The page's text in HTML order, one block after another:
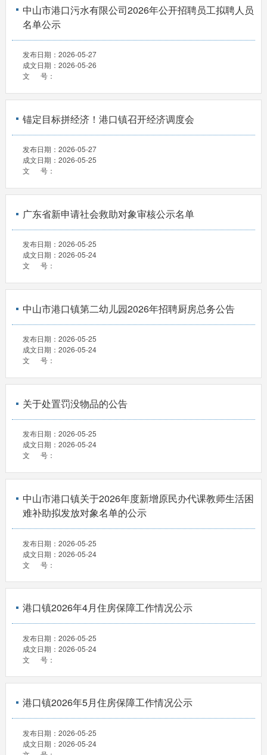
中山市港口污水有限公司2026年公开招聘员工拟聘人员
名单公示
发布日期： 2026-05-27
成文日期： 2026-05-26
文 号：
锚定目标拼经济！港口镇召开经济调度会
发布日期： 2026-05-27
成文日期： 2026-05-25
文 号：
广东省新申请社会救助对象审核公示名单
发布日期： 2026-05-25
成文日期： 2026-05-24
文 号：
中山市港口镇第二幼儿园2026年招聘厨房总务公告
发布日期： 2026-05-25
成文日期： 2026-05-24
文 号：
关于处置罚没物品的公告
发布日期： 2026-05-25
成文日期： 2026-05-24
文 号：
中山市港口镇关于2026年度新增原民办代课教师生活困
难补助拟发放对象名单的公示
发布日期： 2026-05-25
成文日期： 2026-05-24
文 号：
港口镇2026年4月住房保障工作情况公示
发布日期： 2026-05-25
成文日期： 2026-05-24
文 号：
港口镇2026年5月住房保障工作情况公示
发布日期： 2026-05-25
成文日期： 2026-05-24